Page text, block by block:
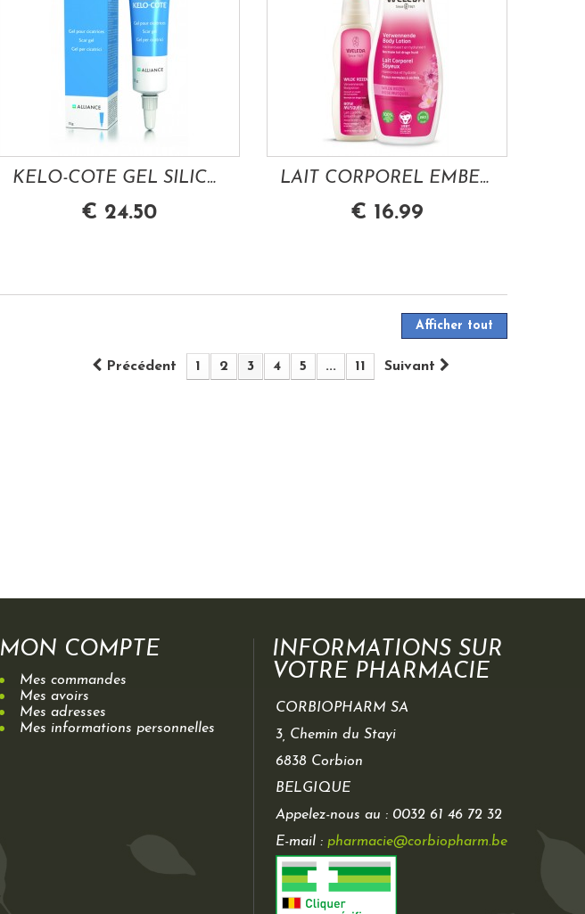
KELO-COTE GEL SILICONE TRAITEMENTS DES...
€ 24.50
LAIT CORPOREL EMBELLISANT ROSE 200ML WELEDA
€ 16.99
Afficher tout
Précédent 1 2 3 4 5 ... 11 Suivant
MON COMPTE
Mes commandes
Mes avoirs
Mes adresses
Mes informations personnelles
INFORMATIONS SUR
VOTRE PHARMACIE
CORBIOPHARM SA
3, Chemin du Stayi
6838 Corbion
BELGIQUE
Appelez-nous au : 0032 61 46 72 32
E-mail : pharmacie@corbiopharm.be